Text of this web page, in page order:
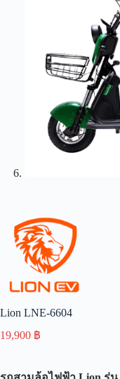
Lion LNE-6604
19,900 ฿